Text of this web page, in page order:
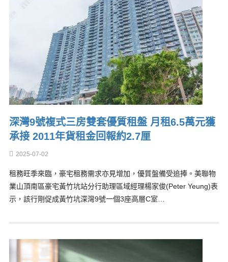
深灣9號複式三房雙套優質租盤 月租6.5萬元獲
承接 2011年貨租金回報約2.7厘
2025-07-02
租務旺季來臨，豪宅租務需求亦見增加，優質盤備受追捧。美聯物
業山頂南區豪宅黃竹坑站分行助理區域經理楊家俊(Peter Yeung)表
示，該行剛促成黃竹坑深灣9號一個3座高層C室…